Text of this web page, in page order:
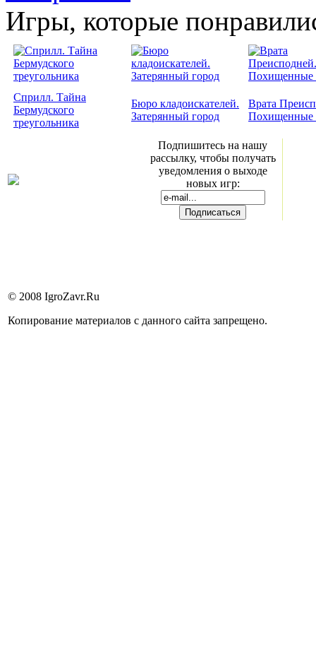
Игры, которые
Сприлл. Тайна
Бермудского
треугольника
Бюро кладоискателей.
Затерянный город
Врата
Похищенные
Подпишитесь на нашу
рассылку, чтобы получать
уведомления о выходе
новых игр:
© 2008 IgroZavr.Ru
Копирование материалов с данного сайта запрещено.